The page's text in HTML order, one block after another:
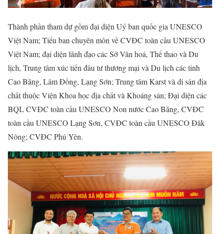
Thành phần tham dự gồm đại diện Uỷ ban quốc gia UNESCO
Việt Nam; Tiểu ban chuyên môn về CVĐC toàn cầu UNESCO
Việt Nam; đại diện lãnh đạo các Sở Văn hoá, Thể thao và Du
lịch, Trung tâm xúc tiến đâu tư thương mại và Du lịch các tỉnh
Cao Bằng, Lâm Đồng, Lạng Sơn; Trung tâm Karst và di sản địa
chất thuộc Viện Khoa học địa chất và Khoáng sản; Đại diện các
BQL CVĐC toàn cầu UNESCO Non nước Cao Bằng, CVĐC
toàn cầu UNESCO Lạng Sơn, CVĐC toàn cầu UNESCO Đăk
Nông; CVĐC Phú Yên.